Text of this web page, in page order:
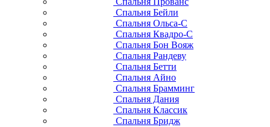
Спальня Бейли
Спальня Ольса-С
Спальня Квадро-С
Спальня Бон Вояж
Спальня Рандеву
Спальня Бетти
Спальня Айно
Спальня Брамминг
Спальня Дания
Спальня Классик
Спальня Бридж